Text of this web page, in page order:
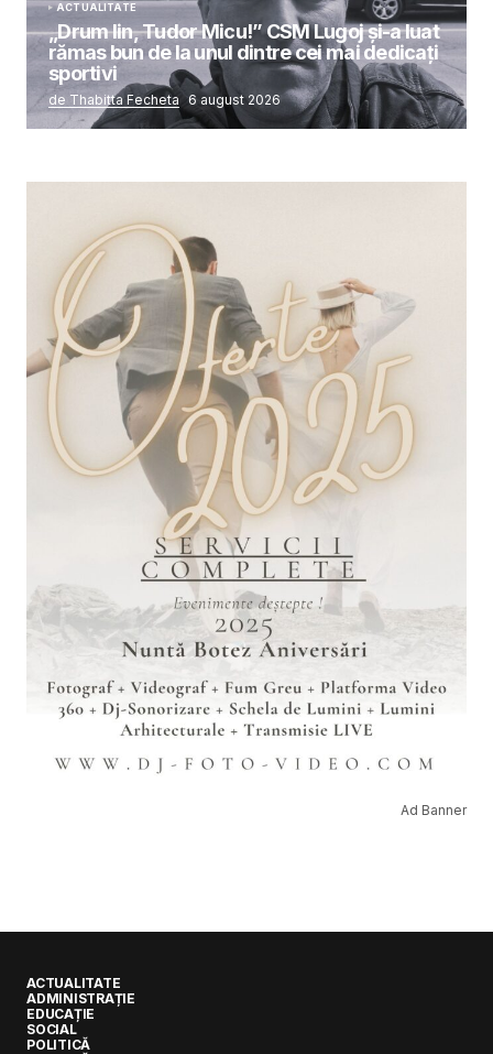
ACTUALITATE
„Drum lin, Tudor Micu!” CSM Lugoj și-a luat
rămas bun de la unul dintre cei mai dedicați
sportivi
de Thabitta Fecheta 6 august 2026
Ad Banner
ACTUALITATE
ADMINISTRAȚIE
EDUCAȚIE
SOCIAL
POLITICĂ